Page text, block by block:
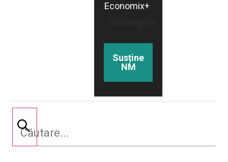
Economix+
Susține
NM